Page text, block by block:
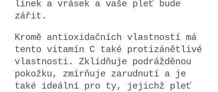
linek a vrásek a vaše pleť bude
zářit.
Kromě antioxidačních vlastností má
tento vitamín C také protizánětlivé
vlastnosti. Zklidňuje podrážděnou
pokožku, zmírňuje zarudnutí a je
také ideální pro ty, jejichž pleť